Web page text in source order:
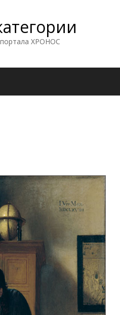
ХРОНОС